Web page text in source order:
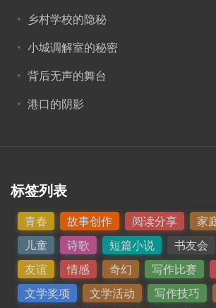
乡村学校的隐秘
小城调解室的秘密
背后无声的舞台
港口的阴影
标签列表
青春 故事创作 阅读分享 家
儿童
诗歌 短篇小说 书友会
友谊
情感 奇幻 写作比赛
文学奖项
文学活动 写作技巧